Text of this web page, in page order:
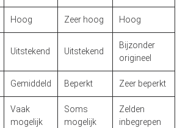
Hoog Zeer hoog Hoog
Uitstekend Uitstekend
Bijzonder
origineel
Gemiddeld Beperkt Zeer beperkt
Vaak
mogelijk
Soms
mogelijk
Zelden
inbegrepen